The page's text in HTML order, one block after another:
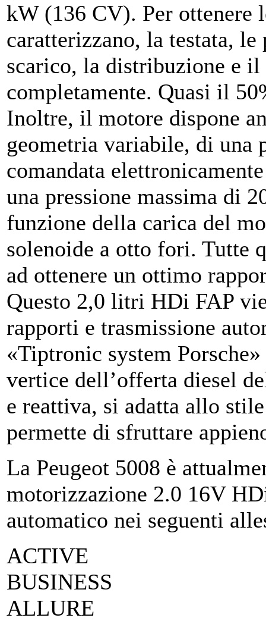
kW (136 CV). Per ottenere
caratterizzano, la testata,
scarico, la distribuzione e
completamente. Quasi il
Inoltre, il motore dispone
geometria variabile, di una
comandata
una pressione massima di
funzione della carica del
solenoide a otto fori. Tutte
ad ottenere un ottimo
Questo 2,0 litri HDi FAP
rapporti e trasmissione
«Tiptronic system
vertice dell’offerta diesel
e reattiva, si adatta allo
permette di sfruttare
La Peugeot 5008 è
motorizzazione 2.0 16V
automatico nei seguenti
ACTIVE
BUSINESS
ALLURE